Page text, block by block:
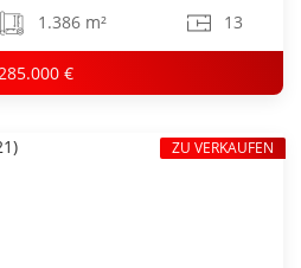
1.386 m² 13
€
ZU VERKAUFEN